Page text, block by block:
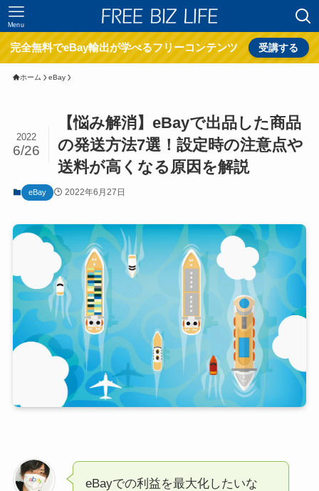
Menu
完全無料でeBay輸出が学べるフリーコンテンツ 受講する
ホーム eBay
【悩み解消】eBayで出品した商品
の発送方法7選！設定時の注意点や
送料が高くなる原因を解説
2022
6/26
eBay 2022年6月27日
eBayでの利益を最大化したいな